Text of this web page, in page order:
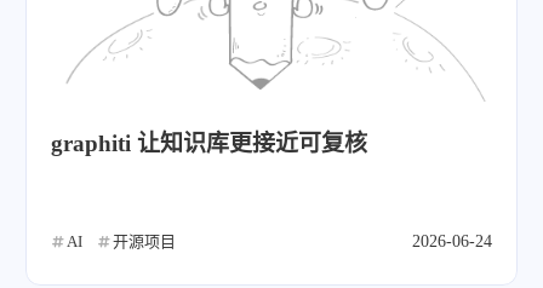
graphiti 让知识库更接近可复核
AI 开源项目 2026-06-24